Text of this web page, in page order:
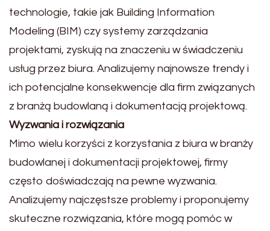
technologie, takie jak Building Information
Modeling (BIM) czy systemy zarządzania
projektami, zyskują na znaczeniu w świadczeniu
usług przez biura. Analizujemy najnowsze trendy i
ich potencjalne konsekwencje dla firm związanych
z branżą budowlaną i dokumentacją projektową.
Wyzwania i rozwiązania
Mimo wielu korzyści z korzystania z biura w branży
budowlanej i dokumentacji projektowej, firmy
często doświadczają na pewne wyzwania.
Analizujemy najczęstsze problemy i proponujemy
skuteczne rozwiązania, które mogą pomóc w